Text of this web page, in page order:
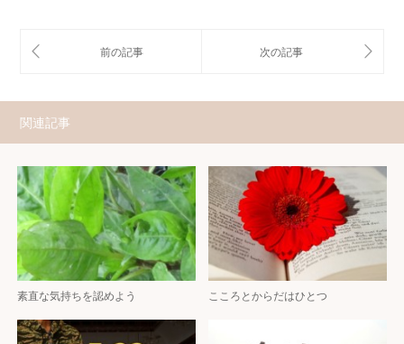
関連記事
素直な気持ちを認めよう こころとからだはひとつ